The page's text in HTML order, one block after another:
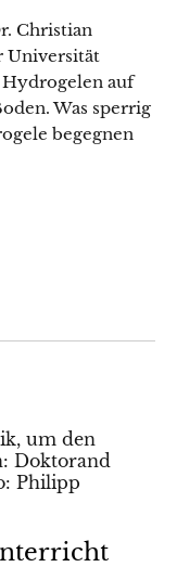
Christian
Universität
auf
Was sperrig
begegnen